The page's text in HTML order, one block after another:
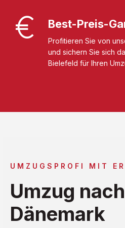
Best-Preis-
Profitieren Sie von
und sichern Sie sich
Bielefeld für Ihren
UMZUGSPROFI MIT
Umzug nach
Dänemark